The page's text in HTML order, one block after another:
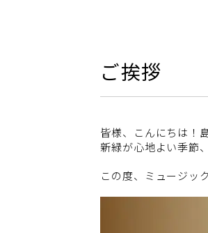
ご挨拶
皆様、こんにちは！
新緑が心地よい季節
この度、ミュージッ